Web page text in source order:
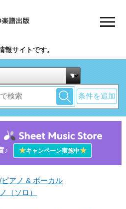
報サイトです。
条件を追加
♪
★キャンペーン実施中★
アノ & ボーカル
（ソロ）